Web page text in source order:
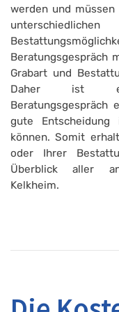
werden und
Beratungsgespräch
Grabart und
Daher ist
Beratungsgespräch
gute
können. Somit
oder Ihrer
Überblick aller
Kelkheim.